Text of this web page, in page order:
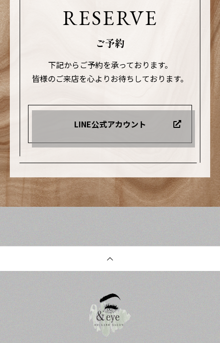
まつ毛パーマ#ま
つげパーマ #ラッ
シュリフト#フラ
ットラッシュ#ボ
リュームラッシ
テ#プライベート
サロン#低価格#e
yelashsalon#ア
イラッシュサロ
ン#マツエクサロ
ン#広川#広川町
ツエク#筑後市マ
エクステ#まつえ
く#マツゲパーマ
#ホットペッパー
フト#フラットラ
ッシュ#ボリュー
ムラッシュ#カラ
ーエクステ#プラ
イベートサロン#
alon#アイラッシ
ュサロン#マツエ
クサロン#広川#
広川町マツエク#
広川マツエク#八
女市マツエク#筑
まつ毛エクステ#
ッパービューテ
ィー #下まつ毛パ
ーマ
せん..ご理解のほ
致します..物価高
騰や消費税増税
など生活に影響
生活になってお
ります..それでも
可愛い・綺麗を
諦めず続けたい
#まつげパーマ #
フラットラッシ
ュ#ボリュームラ
RESERVE
ご予約
下記からご予約を承っております。
皆様のご来店を心よりお待ちしております。
LINE公式アカウント